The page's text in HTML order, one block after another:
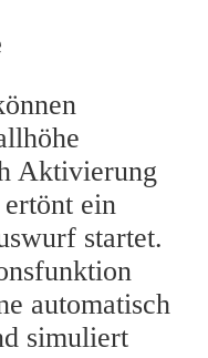
Aktivierung
ein
startet.
automatisch
simuliert